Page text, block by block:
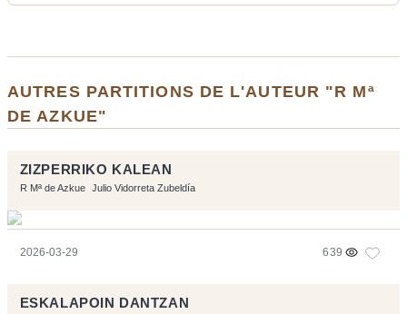
AUTRES PARTITIONS DE L'AUTEUR "R Mª
DE AZKUE"
ZIZPERRIKO KALEAN
R Mª de Azkue Julio Vidorreta Zubeldía
2026-03-29 639
ESKALAPOIN DANTZAN